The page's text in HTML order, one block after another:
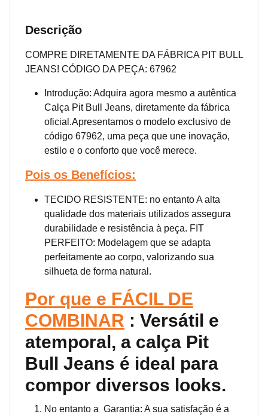
Descrição
COMPRE DIRETAMENTE DA FÁBRICA PIT BULL
JEANS! CÓDIGO DA PEÇA: 67962
Introdução: Adquira agora mesmo a autêntica
Calça Pit Bull Jeans, diretamente da fábrica
oficial.Apresentamos o modelo exclusivo de
código 67962, uma peça que une inovação,
estilo e o conforto que você merece.
Pois os Benefícios:
TECIDO RESISTENTE: no entanto A alta
qualidade dos materiais utilizados assegura
durabilidade e resistência à peça. FIT
PERFEITO: Modelagem que se adapta
perfeitamente ao corpo, valorizando sua
silhueta de forma natural.
Por que e FÁCIL DE
COMBINAR : Versátil e
atemporal, a calça Pit
Bull Jeans é ideal para
compor diversos looks.
No entanto a Garantia: A sua satisfação é a